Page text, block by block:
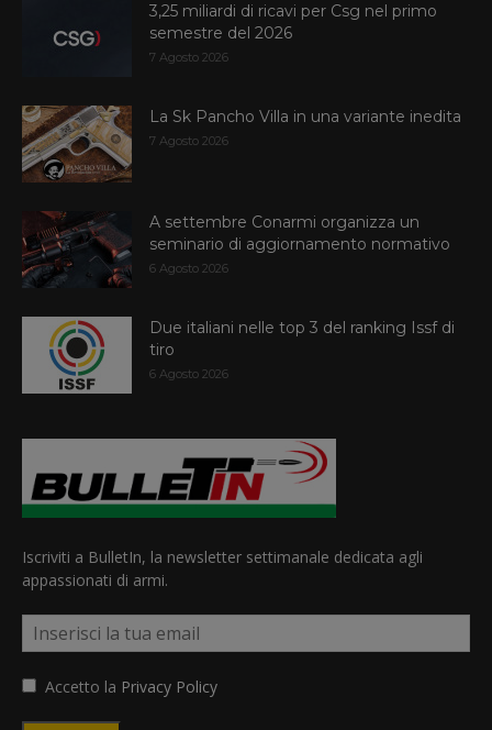
3,25 miliardi di ricavi per Csg nel primo
semestre del 2026
7 Agosto 2026
La Sk Pancho Villa in una variante inedita
7 Agosto 2026
A settembre Conarmi organizza un
seminario di aggiornamento normativo
6 Agosto 2026
Due italiani nelle top 3 del ranking Issf di
tiro
6 Agosto 2026
Iscriviti a BulletIn, la newsletter settimanale dedicata agli
appassionati di armi.
Accetto la Privacy Policy